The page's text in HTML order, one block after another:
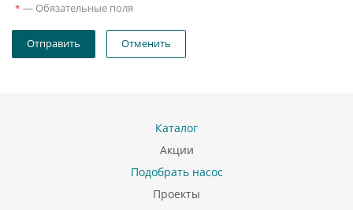
* — Обязательные поля
Отправить Отменить
Каталог
Акции
Подобрать насос
Проекты